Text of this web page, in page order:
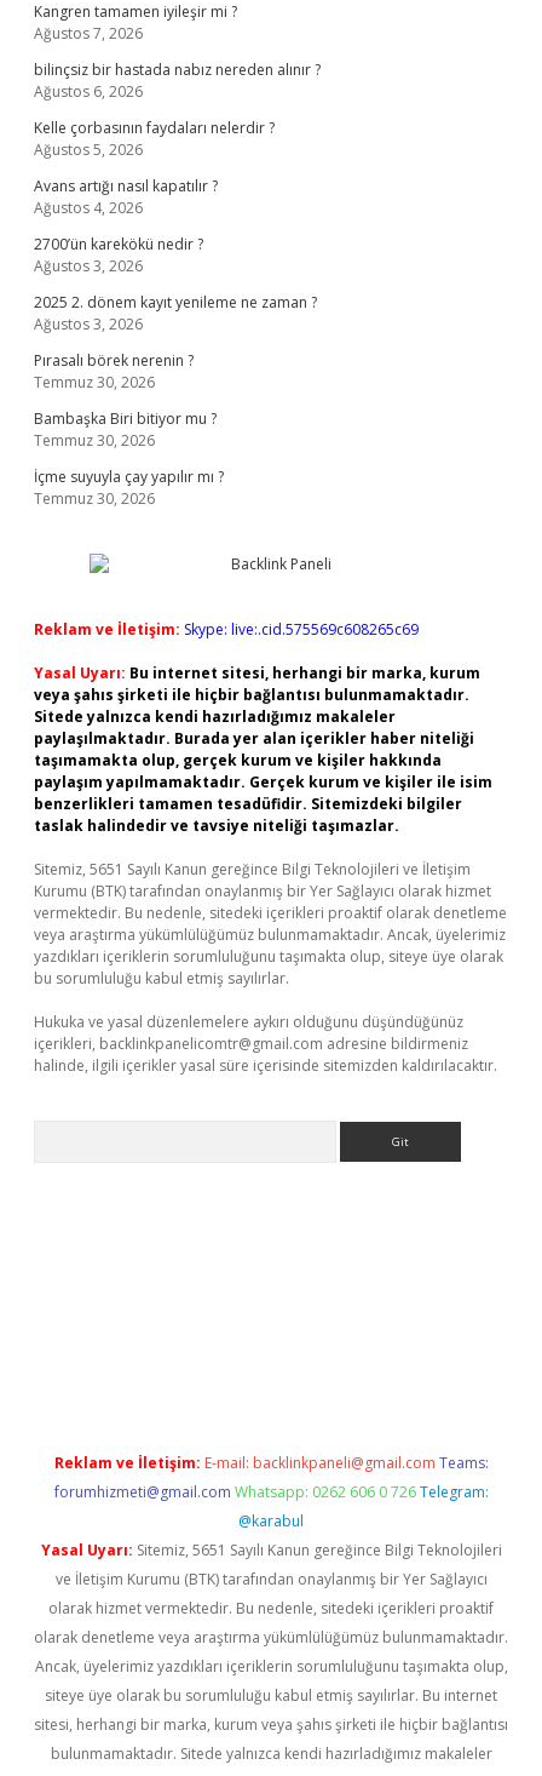
Kangren tamamen iyileşir mi ?
Ağustos 7, 2026
bilinçsiz bir hastada nabız nereden alınır ?
Ağustos 6, 2026
Kelle çorbasının faydaları nelerdir ?
Ağustos 5, 2026
Avans artığı nasıl kapatılır ?
Ağustos 4, 2026
2700’ün karekökü nedir ?
Ağustos 3, 2026
2025 2. dönem kayıt yenileme ne zaman ?
Ağustos 3, 2026
Pırasalı börek nerenin ?
Temmuz 30, 2026
Bambaşka Biri bitiyor mu ?
Temmuz 30, 2026
İçme suyuyla çay yapılır mı ?
Temmuz 30, 2026
Reklam ve İletişim: Skype: live:.cid.575569c608265c69
Yasal Uyarı: Bu internet sitesi, herhangi bir marka, kurum
veya şahıs şirketi ile hiçbir bağlantısı bulunmamaktadır.
Sitede yalnızca kendi hazırladığımız makaleler
paylaşılmaktadır. Burada yer alan içerikler haber niteliği
taşımamakta olup, gerçek kurum ve kişiler hakkında
paylaşım yapılmamaktadır. Gerçek kurum ve kişiler ile isim
benzerlikleri tamamen tesadüfidir. Sitemizdeki bilgiler
taslak halindedir ve tavsiye niteliği taşımazlar.
Sitemiz, 5651 Sayılı Kanun gereğince Bilgi Teknolojileri ve İletişim
Kurumu (BTK) tarafından onaylanmış bir Yer Sağlayıcı olarak hizmet
vermektedir. Bu nedenle, sitedeki içerikleri proaktif olarak denetleme
veya araştırma yükümlülüğümüz bulunmamaktadır. Ancak, üyelerimiz
yazdıkları içeriklerin sorumluluğunu taşımakta olup, siteye üye olarak
bu sorumluluğu kabul etmiş sayılırlar.
Hukuka ve yasal düzenlemelere aykırı olduğunu düşündüğünüz
içerikleri, backlinkpanelicomtr@gmail.com adresine bildirmeniz
halinde, ilgili içerikler yasal süre içerisinde sitemizden kaldırılacaktır.
Reklam ve İletişim: E-mail: backlinkpaneli@gmail.com Teams:
forumhizmeti@gmail.com Whatsapp: 0262 606 0 726 Telegram:
@karabul
Yasal Uyarı: Sitemiz, 5651 Sayılı Kanun gereğince Bilgi Teknolojileri
ve İletişim Kurumu (BTK) tarafından onaylanmış bir Yer Sağlayıcı
olarak hizmet vermektedir. Bu nedenle, sitedeki içerikleri proaktif
olarak denetleme veya araştırma yükümlülüğümüz bulunmamaktadır.
Ancak, üyelerimiz yazdıkları içeriklerin sorumluluğunu taşımakta olup,
siteye üye olarak bu sorumluluğu kabul etmiş sayılırlar. Bu internet
sitesi, herhangi bir marka, kurum veya şahıs şirketi ile hiçbir bağlantısı
bulunmamaktadır. Sitede yalnızca kendi hazırladığımız makaleler